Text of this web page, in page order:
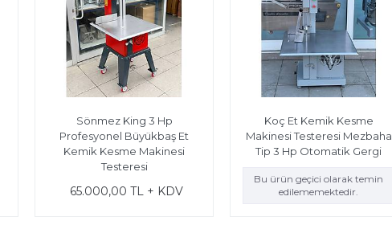
Sönmez King 3 Hp
Profesyonel Büyükbaş Et
Kemik Kesme Makinesi
Testeresi
65.000,00 TL + KDV
Koç Et Kemik Kesme
Makinesi Testeresi Mezbaha
Tip 3 Hp Otomatik Gergi
Bu ürün geçici olarak temin
edilememektedir.